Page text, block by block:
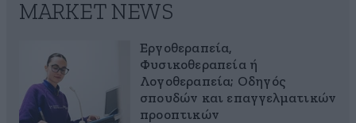
MARKET NEWS
Εργοθεραπεία,
Φυσικοθεραπεία ή
Λογοθεραπεία; Οδηγός
σπουδών και επαγγελματικών
προοπτικών